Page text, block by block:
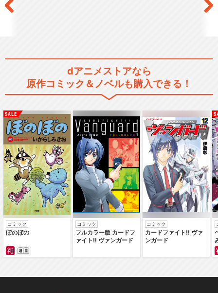
緋色の空/川田まみ
being/KOTOKO
JOINT/川田まみ
dアニメストアなら
原作コミック＆ノベルも購入できる！
コミック
ぼのぼの
コミック
フルカラー版 カードフ
ァイト‼ ヴァンガード
コミック
カードファイト‼ ヴァ
ンガード